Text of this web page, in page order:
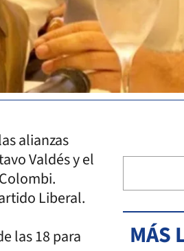
alianzas
Valdés y el
Liberal.
las 18 para
MÁS